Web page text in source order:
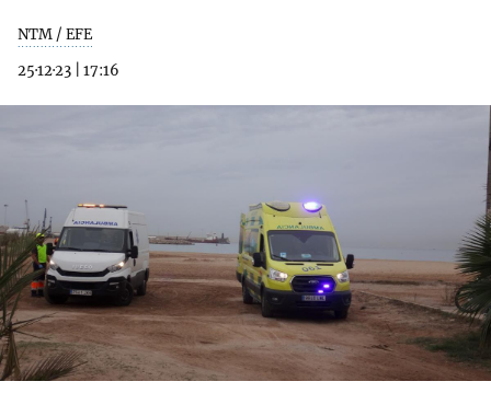
NTM / EFE
25·12·23
17:16